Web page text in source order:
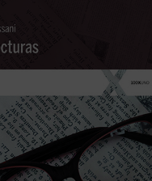
que Luigi Giussani llevó a
autores más queridos. Un
de crítica literaria, cómo un
cristiano lee, en